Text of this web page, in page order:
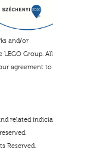
and/or
LEGO Group. All
agreement to
related indicia
Reserved.